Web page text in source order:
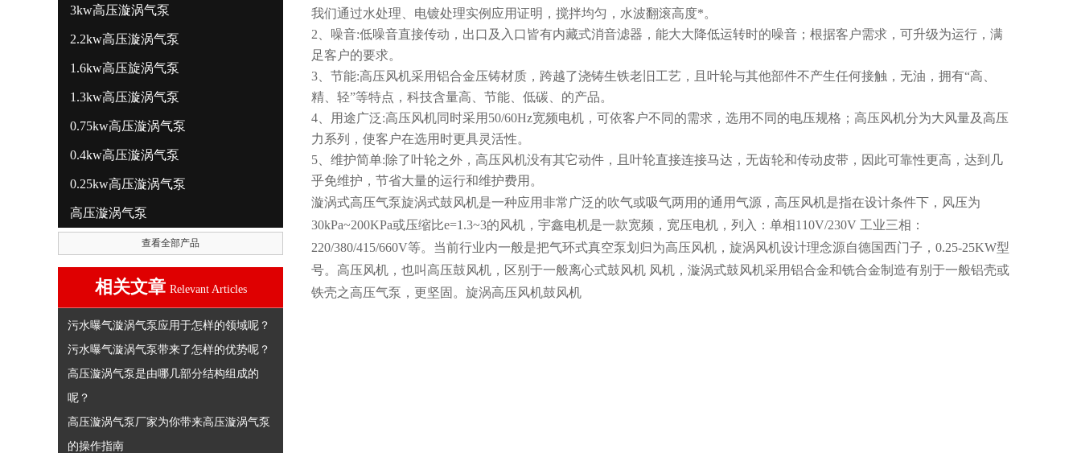
3kw高压漩涡气泵
2.2kw高压漩涡气泵
1.6kw高压旋涡气泵
1.3kw高压漩涡气泵
0.75kw高压漩涡气泵
0.4kw高压漩涡气泵
0.25kw高压漩涡气泵
高压漩涡气泵
查看全部产品
相关文章 Relevant Articles
污水曝气漩涡气泵应用于怎样的领域呢？
污水曝气漩涡气泵带来了怎样的优势呢？
高压漩涡气泵是由哪几部分结构组成的
呢？
高压漩涡气泵厂家为你带来高压漩涡气泵
的操作指南
我们通过水处理、电镀处理实例应用证明，搅拌均匀，水波翻滚高度*。
2、噪音:低噪音直接传动，出口及入口皆有内藏式消音滤器，能大大降低运转时的噪音；根据客户需求，可升级为运行，满
足客户的要求。
3、节能:高压风机采用铝合金压铸材质，跨越了浇铸生铁老旧工艺，且叶轮与其他部件不产生任何接触，无油，拥有“高、
精、轻”等特点，科技含量高、节能、低碳、的产品。
4、用途广泛:高压风机同时采用50/60Hz宽频电机，可依客户不同的需求，选用不同的电压规格；高压风机分为大风量及高压
力系列，使客户在选用时更具灵活性。
5、维护简单:除了叶轮之外，高压风机没有其它动件，且叶轮直接连接马达，无齿轮和传动皮带，因此可靠性更高，达到几
乎免维护，节省大量的运行和维护费用。
漩涡式高压气泵旋涡式鼓风机是一种应用非常广泛的吹气或吸气两用的通用气源，高压风机是指在设计条件下，风压为
30kPa~200KPa或压缩比e=1.3~3的风机，宇鑫电机是一款宽频，宽压电机，列入：单相110V/230V 工业三相：
220/380/415/660V等。当前行业内一般是把气环式真空泵划归为高压风机，旋涡风机设计理念源自德国西门子，0.25-25KW型
号。高压风机，也叫高压鼓风机，区别于一般离心式鼓风机 风机，漩涡式鼓风机采用铝合金和铣合金制造有别于一般铝壳或
铁壳之高压气泵，更坚固。 旋涡高压风机鼓风机